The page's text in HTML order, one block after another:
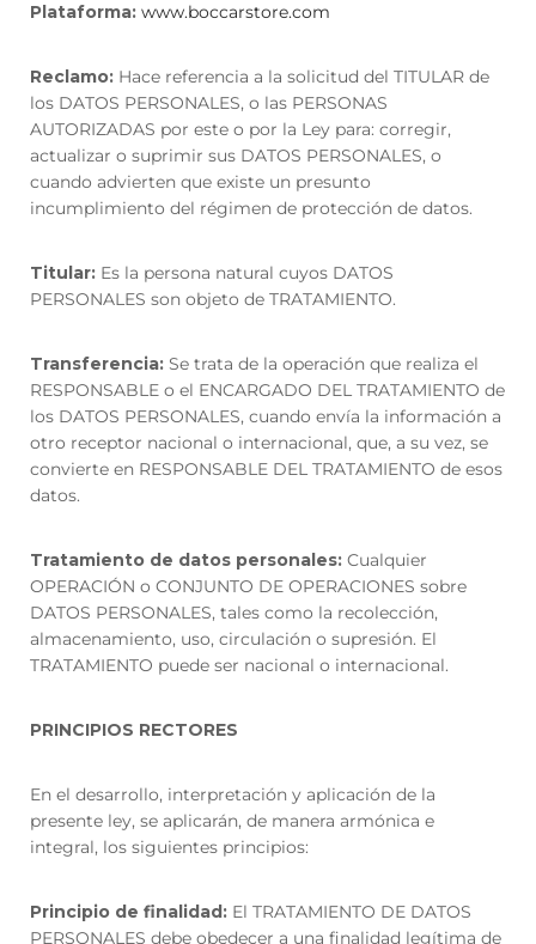
Plataforma: www.boccarstore.com
Reclamo: Hace referencia a la solicitud del TITULAR de
los DATOS PERSONALES, o las PERSONAS
AUTORIZADAS por este o por la Ley para: corregir,
actualizar o suprimir sus DATOS PERSONALES, o
cuando advierten que existe un presunto
incumplimiento del régimen de protección de datos.
Titular: Es la persona natural cuyos DATOS
PERSONALES son objeto de TRATAMIENTO.
Transferencia: Se trata de la operación que realiza el
RESPONSABLE o el ENCARGADO DEL TRATAMIENTO de
los DATOS PERSONALES, cuando envía la información a
otro receptor nacional o internacional, que, a su vez, se
convierte en RESPONSABLE DEL TRATAMIENTO de esos
datos.
Tratamiento de datos personales: Cualquier
OPERACIÓN o CONJUNTO DE OPERACIONES sobre
DATOS PERSONALES, tales como la recolección,
almacenamiento, uso, circulación o supresión. El
TRATAMIENTO puede ser nacional o internacional.
PRINCIPIOS RECTORES
En el desarrollo, interpretación y aplicación de la
presente ley, se aplicarán, de manera armónica e
integral, los siguientes principios:
Principio de finalidad: El TRATAMIENTO DE DATOS
PERSONALES debe obedecer a una finalidad legítima de